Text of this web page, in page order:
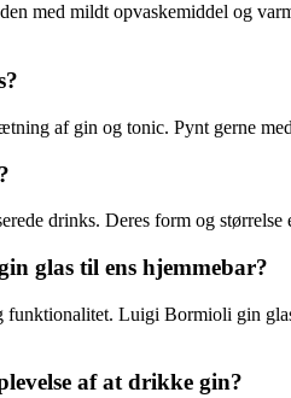
med mildt opvaskemiddel og
af gin og tonic. Pynt gerne
drinks. Deres form og
glas til ens hjemmebar?
Luigi Bormioli gin
af at drikke gin?